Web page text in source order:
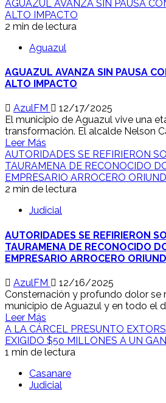
AGUAZUL AVANZA SIN PAUSA
ALTO IMPACTO
2 min de lectura
Aguazul
AGUAZUL AVANZA SIN PAUSA
ALTO IMPACTO
AzulFM
12/17/2025
El municipio de Aguazul vive una
transformación. El alcalde Nelson
Leer Más
AUTORIDADES SE REFIRIERON
TAURAMENA DE RECONOCIDO
EMPRESARIO ARROCERO
2 min de lectura
Judicial
AUTORIDADES SE REFIRIERON
TAURAMENA DE RECONOCIDO
EMPRESARIO ARROCERO
AzulFM
12/16/2025
Consternación y profundo dolor se
municipio de Aguazul y en todo el
Leer Más
A LA CÁRCEL PRESUNTO
EXIGIDO $50 MILLONES A UN
1 min de lectura
Casanare
Judicial